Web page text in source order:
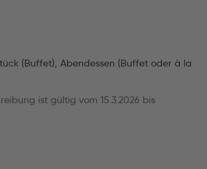
(Buffet), Abendessen (Buffet oder à la
ist gültig vom 15.3.2026 bis